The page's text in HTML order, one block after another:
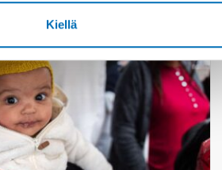
Kiellä